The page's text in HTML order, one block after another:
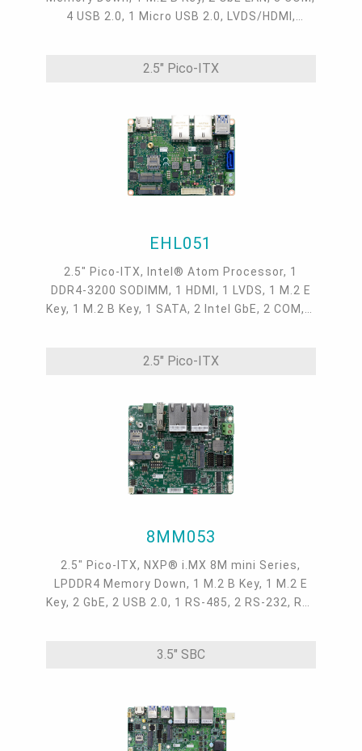
4 USB 2.0, 1 Micro USB 2.0, LVDS/HDMI,
2.5" Pico-ITX
EHL051
2.5" Pico-ITX, Intel® Atom Processor, 1
DDR4-3200 SODIMM, 1 HDMI, 1 LVDS, 1 M.2 E
Key, 1 M.2 B Key, 1 SATA, 2 Intel GbE, 2 COM, 2
2.5" Pico-ITX
8MM053
2.5" Pico-ITX, NXP® i.MX 8M mini Series,
LPDDR4 Memory Down, 1 M.2 B Key, 1 M.2 E
Key, 2 GbE, 2 USB 2.0, 1 RS-485, 2 RS-232, RS-
3.5" SBC